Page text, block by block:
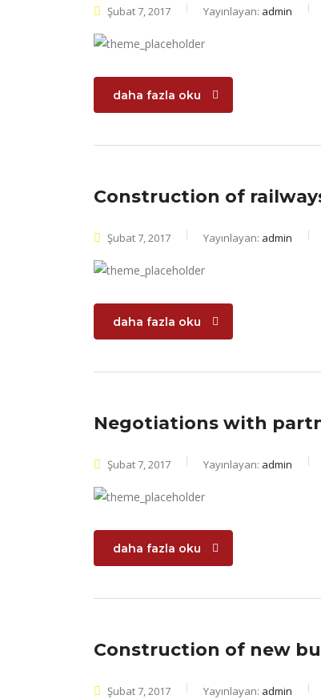
Şubat 7, 2017 Yayınlayan: admin
daha fazla oku
Construction of
Şubat 7, 2017 Yayınlayan: admin
daha fazla oku
Negotiations with
Şubat 7, 2017 Yayınlayan: admin
daha fazla oku
Construction of new
Şubat 7, 2017 Yayınlayan: admin